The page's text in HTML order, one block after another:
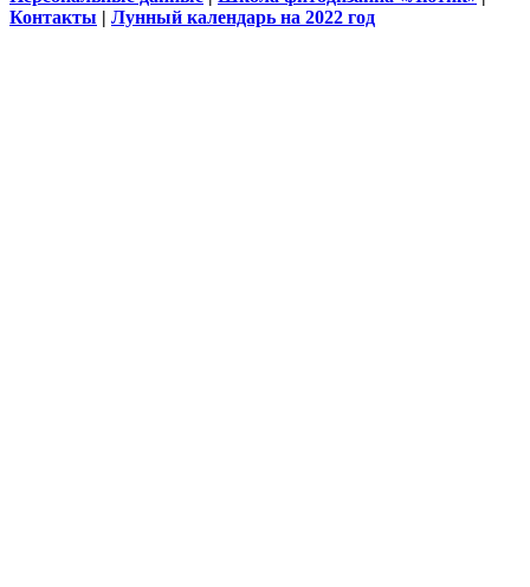
Контакты | Лунный календарь на 2022 год